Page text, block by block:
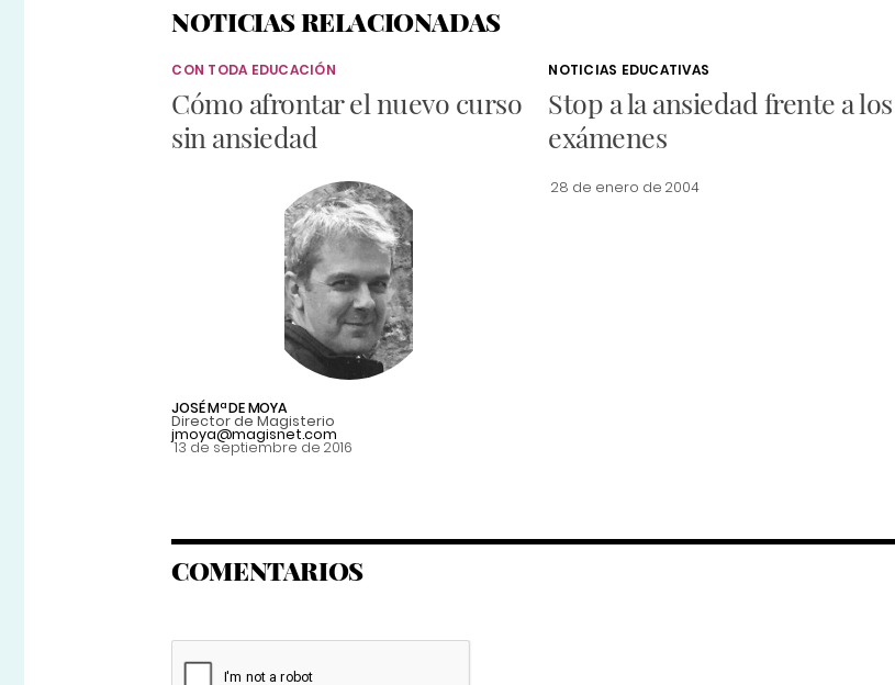
NOTICIAS RELACIONADAS
CON TODA EDUCACIÓN
Cómo afrontar el nuevo curso
sin ansiedad
JOSÉ Mª DE MOYA
Director de Magisterio
jmoya@magisnet.com
13 de septiembre de 2016
NOTICIAS EDUCATIVAS
Stop a la ansiedad frente a los
exámenes
28 de enero de 2004
COMENTARIOS